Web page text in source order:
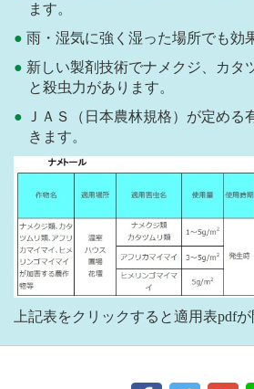
ます。
雨・湿気に強く湿った場所でも効
新しい製剤技術でナメクジ、カタ
と殺虫力があります。
ＪＡＳ（日本農林規格）が定める
きます。
上記表をクリックすると適用表pdfが